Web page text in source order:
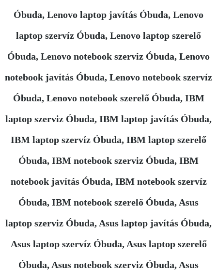
Óbuda, Lenovo laptop javítás Óbuda, Lenovo
laptop szervíz Óbuda, Lenovo laptop szerelő
Óbuda, Lenovo notebook szerviz Óbuda, Lenovo
notebook javítás Óbuda, Lenovo notebook szervíz
Óbuda, Lenovo notebook szerelő Óbuda, IBM
laptop szerviz Óbuda, IBM laptop javítás Óbuda,
IBM laptop szervíz Óbuda, IBM laptop szerelő
Óbuda, IBM notebook szerviz Óbuda, IBM
notebook javítás Óbuda, IBM notebook szervíz
Óbuda, IBM notebook szerelő Óbuda, Asus
laptop szerviz Óbuda, Asus laptop javítás Óbuda,
Asus laptop szervíz Óbuda, Asus laptop szerelő
Óbuda, Asus notebook szerviz Óbuda, Asus